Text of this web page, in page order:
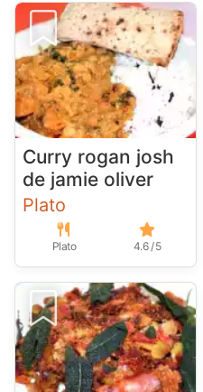
Curry rogan josh
de jamie oliver
Plato
Plato 4.6 / 5